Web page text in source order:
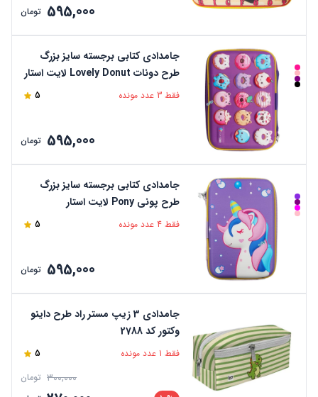
595,000 تومان
جامدادی کتابی برجسته سایز بزرگ
طرح دونات Lovely Donut لایت استار
فقط 3 عدد مونده 5
595,000 تومان
جامدادی کتابی برجسته سایز بزرگ
طرح پونی Pony لایت استار
فقط 4 عدد مونده 5
595,000 تومان
جامدادی 3 زیپ مستر راد طرح داینو
وکتور کد 2788
فقط 1 عدد مونده 5
300,000 تومان